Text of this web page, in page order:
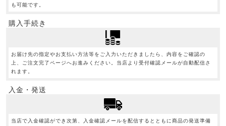
も可能です。
購入手続き
お届け先の指定やお支払い方法等をご入力いただきましたら、内容をご確認の
上、ご注文完了ページへお進みください。当店より受付確認メールが自動配信さ
れます。
入金・発送
当店で入金確認ができ次第、入金確認メールを配信するとともに商品の発送準備